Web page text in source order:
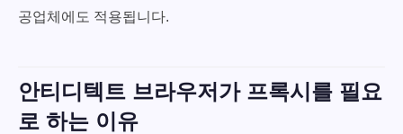
공업체에도 적용됩니다.
안티디텍트 브라우저가 프록시를 필요
로 하는 이유